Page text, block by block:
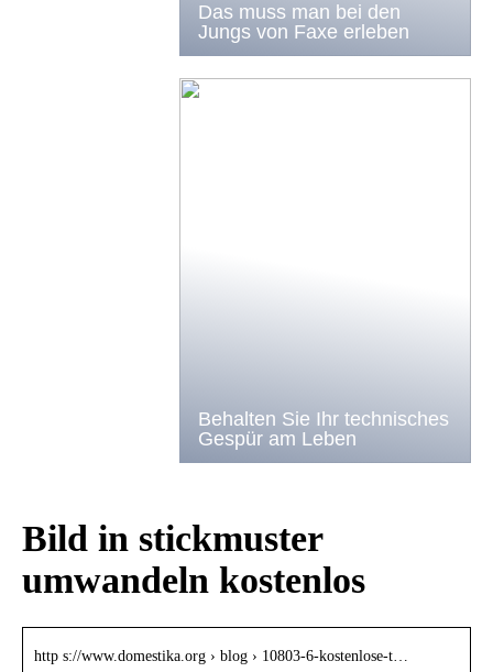
Das muss man bei den
Jungs von Faxe erleben
Behalten Sie Ihr technisches
Gespür am Leben
Bild in stickmuster
umwandeln kostenlos
http s://www.domestika.org › blog › 10803-6-kostenlose-t…